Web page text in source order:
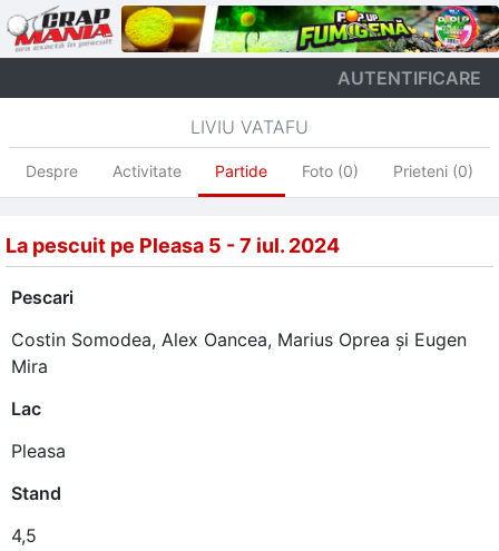
AUTENTIFICARE
LIVIU VATAFU
Despre Activitate Partide Foto (0) Prieteni (0)
La pescuit pe Pleasa 5 - 7 iul. 2024
Pescari
Costin Somodea, Alex Oancea, Marius Oprea și Eugen
Mira
Lac
Pleasa
Stand
4,5